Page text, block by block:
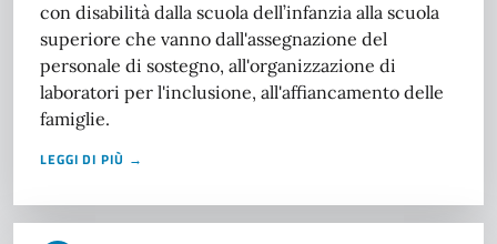
con disabilità dalla scuola dell’infanzia alla scuola
superiore che vanno dall'assegnazione del
personale di sostegno, all'organizzazione di
laboratori per l'inclusione, all'affiancamento delle
famiglie.
LEGGI DI PIÙ →